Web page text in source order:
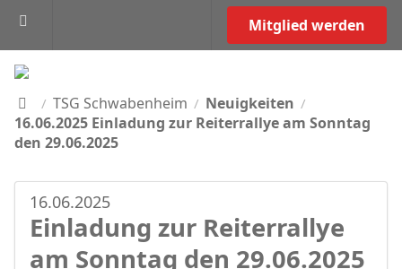
Mitglied werden
/ TSG Schwabenheim / Neuigkeiten /
16.06.2025 Einladung zur Reiterrallye am Sonntag
den 29.06.2025
16.06.2025
Einladung zur Reiterrallye
am Sonntag den 29.06.2025